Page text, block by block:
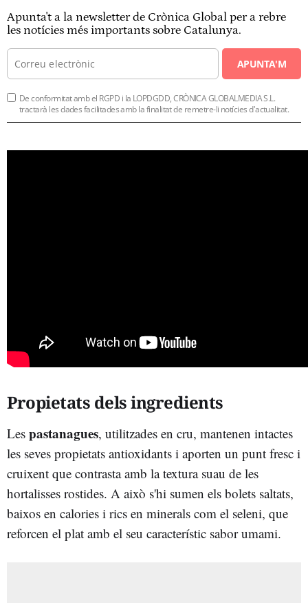
Apunta't a la newsletter de Crònica Global per a rebre
les notícies més importants sobre Catalunya.
APUNTA'M
De conformitat amb el RGPD i la LOPDGDD, CRÒNICA GLOBALMEDIA S.L.
tractarà les dades facilitades amb la finalitat de remetre-li notícies d'actualitat.
Propietats dels ingredients
Les pastanagues, utilitzades en cru, mantenen intactes
les seves propietats antioxidants i aporten un punt fresc i
cruixent que contrasta amb la textura suau de les
hortalisses rostides. A això s'hi sumen els bolets saltats,
baixos en calories i rics en minerals com el seleni, que
reforcen el plat amb el seu característic sabor umami.